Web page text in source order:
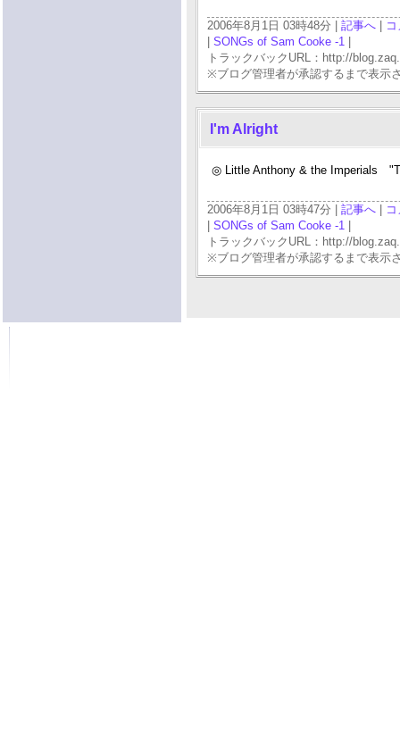
2006年8月1日 03時48分 | 記事へ
SONGs of Sam Cooke -1
トラックバックURL：http://
※ブログ管理者が承認するまで表示
I'm Alright
◎ Little Anthony & the Imperials
2006年8月1日 03時47分 | 記事へ
SONGs of Sam Cooke -1
トラックバックURL：http://
※ブログ管理者が承認するまで表示